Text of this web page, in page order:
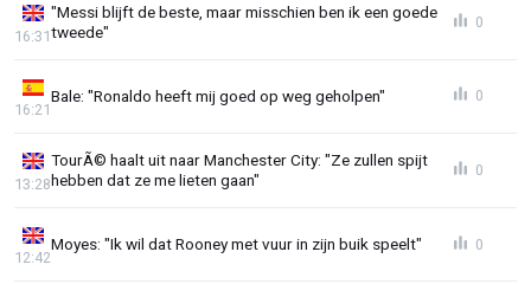
"Messi blijft de beste, maar misschien ben ik een goede
tweede"
16:31
0
Bale: "Ronaldo heeft mij goed op weg geholpen"
16:21
0
TourÃ© haalt uit naar Manchester City: "Ze zullen spijt
hebben dat ze me lieten gaan"
13:28
0
Moyes: "Ik wil dat Rooney met vuur in zijn buik speelt"
12:42
0